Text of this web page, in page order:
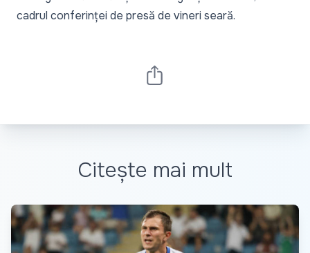
cadrul conferinței de presă de vineri seară.
Citește mai mult